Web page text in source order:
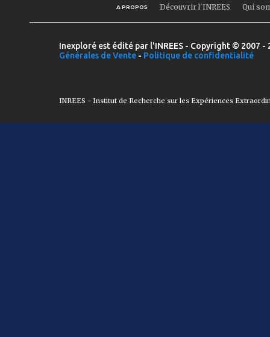
A PROPOS Découvrir l'INREES Qui
Inexploré est édité par l'INREES - Copyright © 2007
Générales de Vente - Politique de confidentialité
INREES - Institut de Recherche sur les Expériences